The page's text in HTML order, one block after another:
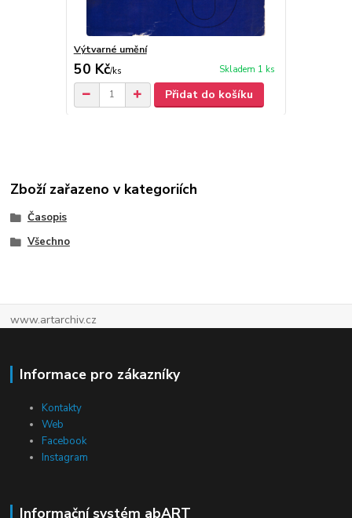
Výtvarné umění
50 Kč/ks Skladem 1 ks
Přidat do košíku
Zboží zařazeno v kategoriích
Časopis
Všechno
www.artarchiv.cz
Informace pro zákazníky
Kontakty
Web
Facebook
Instagram
Informační systém abART